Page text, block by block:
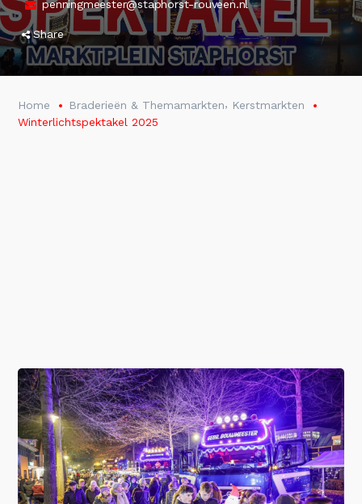
penningmeester@staphorst-rouveen.nl
Share
Home Braderieën & Themamarkten, Kerstmarkten
Winterlichtspektakel 2025